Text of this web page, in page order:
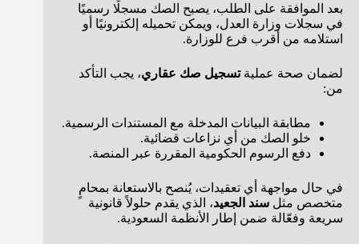
بعد الموافقة على الطلب، يصبح الصك مسجلًا رسميًا
في سجلات وزارة العدل، ويمكن تحميله إلكترونيًا أو
استلامه من أقرب فرع للوزارة.
لضمان صحة عمليةتسجيل صك عقاري، يجب التأكد
من:
مطابقة البيانات المدخلة مع المستندات الرسمية.
خلو الصك من أي نزاعات قضائية.
دفع الرسوم الحكومية المقررة عبر المنصة.
في حال مواجهة أي تعقيدات، يُنصح بالاستعانة بمحامٍ
متخصص مثل سند الجعيد، الذي يقدم حلولاً قانونية
سريعة وفعّالة ضمن إطار الأنظمة السعودية.